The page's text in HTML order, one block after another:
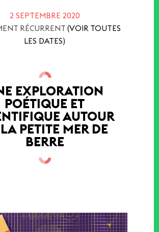
2 SEPTEMBRE 2020
RÉCURRENT(VOIR TOUTES
LES DATES)
EXPLORATION
POÉTIQUE ET
AUTOUR
LA PETITE MER DE
BERRE